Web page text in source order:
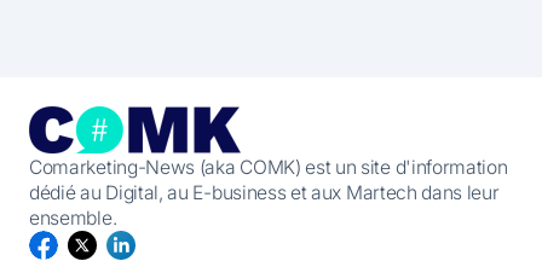
Comarketing-News (aka COMK) est un site d'information
dédié au Digital, au E-business et aux Martech dans leur
ensemble.